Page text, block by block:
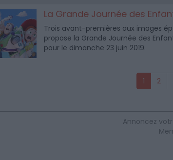
La Grande Journée des
Trois avant-premières aux images
propose la Grande Journée des
pour le dimanche 23 juin 2019.
1 2
Annoncez